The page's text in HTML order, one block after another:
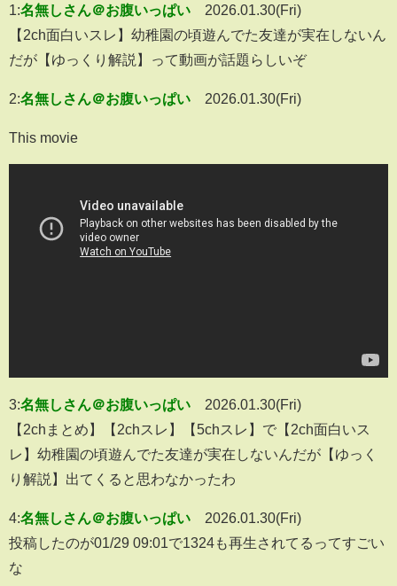
1:名無しさん＠お腹いっぱい
2026.01.30(Fri)
【2ch面白いスレ】幼稚園の頃遊んでた友達が実在しないん
だが【ゆっくり解説】って動画が話題らしいぞ
2:名無しさん＠お腹いっぱい 2026.01.30(Fri)
This movie
3:名無しさん＠お腹いっぱい
2026.01.30(Fri)
【2chまとめ】【2chスレ】【5chスレ】で【2ch面白いス
レ】幼稚園の頃遊んでた友達が実在しないんだが【ゆっく
り解説】出てくると思わなかったわ
4:名無しさん＠お腹いっぱい
2026.01.30(Fri)
投稿したのが01/29 09:01で1324も再生されてるってすごい
な